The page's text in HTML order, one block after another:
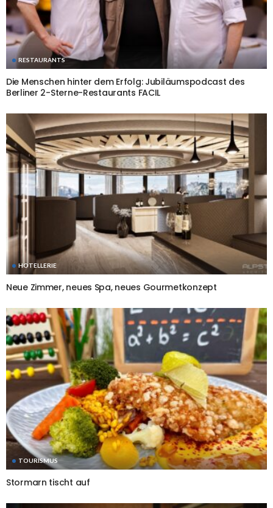
RESTAURANTS
Die Menschen hinter dem Erfolg: Jubiläumspodcast des
Berliner 2-Sterne-Restaurants FACIL
HOTELLERIE
Neue Zimmer, neues Spa, neues Gourmetkonzept
TOURISMUS
Stormarn tischt auf